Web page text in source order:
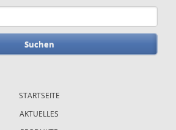
STARTSEITE
AKTUELLES